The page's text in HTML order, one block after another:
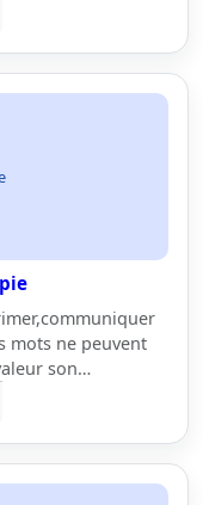
mots ne peuvent
son…